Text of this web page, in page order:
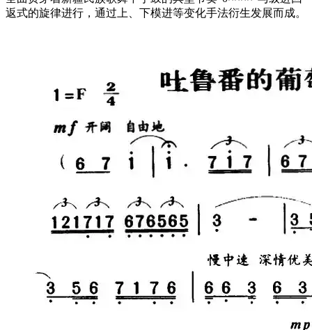
返式的旋律进行，通过上、下模进等变化手法衍生发展而成。